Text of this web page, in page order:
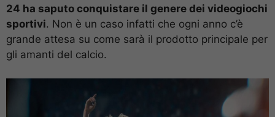
24 ha saputo conquistare il genere dei videogiochi
sportivi. Non è un caso infatti che ogni anno c’è
grande attesa su come sarà il prodotto principale per
gli amanti del calcio.